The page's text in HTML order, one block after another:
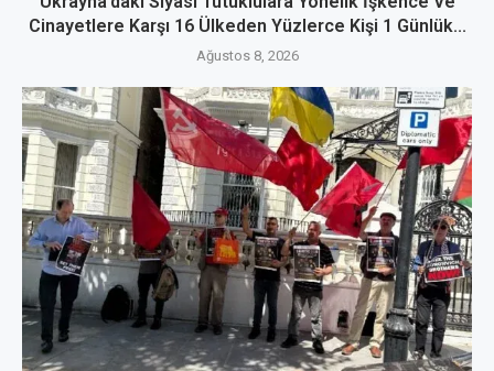
Cinayetlere Karşı 16 Ülkeden Yüzlerce Kişi 1 Günlük...
Ağustos 8, 2026